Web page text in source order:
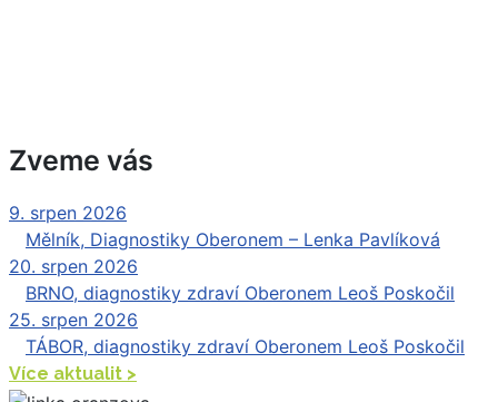
Zveme vás
9. srpen 2026
Mělník, Diagnostiky Oberonem – Lenka Pavlíková
20. srpen 2026
BRNO, diagnostiky zdraví Oberonem Leoš Poskočil
25. srpen 2026
TÁBOR, diagnostiky zdraví Oberonem Leoš Poskočil
Více aktualit >